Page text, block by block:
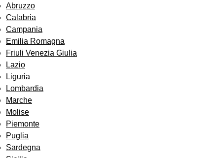
Abruzzo
Calabria
Campania
Emilia Romagna
Friuli Venezia Giulia
Lazio
Liguria
Lombardia
Marche
Molise
Piemonte
Puglia
Sardegna